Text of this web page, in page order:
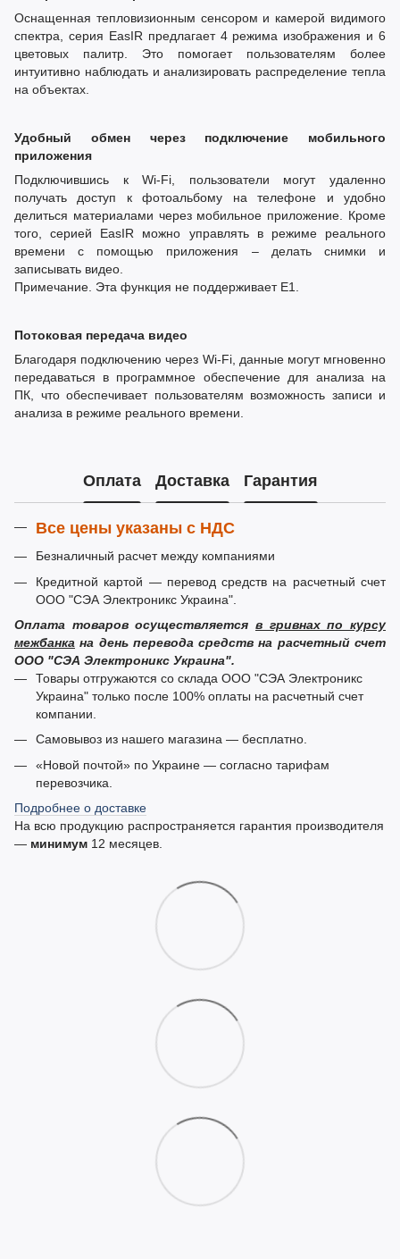
Оснащенная тепловизионным сенсором и камерой видимого
спектра, серия EasIR предлагает 4 режима изображения и 6
цветовых палитр. Это помогает пользователям более
интуитивно наблюдать и анализировать распределение тепла
на объектах.
Удобный обмен через подключение мобильного
приложения
Подключившись к Wi-Fi, пользователи могут удаленно
получать доступ к фотоальбому на телефоне и удобно
делиться материалами через мобильное приложение. Кроме
того, серией EasIR можно управлять в режиме реального
времени с помощью приложения – делать снимки и
записывать видео.
Примечание. Эта функция не поддерживает E1.
Потоковая передача видео
Благодаря подключению через Wi-Fi, данные могут мгновенно
передаваться в программное обеспечение для анализа на
ПК, что обеспечивает пользователям возможность записи и
анализа в режиме реального времени.
Оплата Доставка Гарантия
Все цены указаны с НДС
Безналичный расчет между компаниями
Кредитной картой — перевод средств на расчетный счет
ООО "СЭА Электроникс Украина".
Оплата товаров осуществляется в гривнах по курсу
межбанка на день перевода средств на расчетный счет
ООО "СЭА Электроникс Украина".
Товары отгружаются со склада ООО "СЭА Электроникс
Украина" только после 100% оплаты на расчетный счет
компании.
Самовывоз из нашего магазина — бесплатно.
«Новой почтой» по Украине — согласно тарифам
перевозчика.
Подробнее о доставке
На всю продукцию распространяется гарантия производителя
— минимум 12 месяцев.